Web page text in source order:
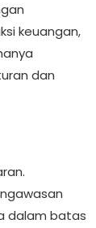
keuangan,
dan
dalam batas